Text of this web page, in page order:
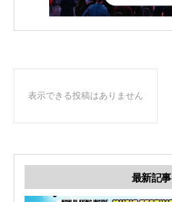
表示できる投稿はありません
最新記事